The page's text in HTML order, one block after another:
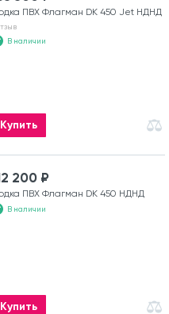
ПВХ Флагман DK 450 Jet НДНД
В наличии
Купить
200 ₽
ПВХ Флагман DK 450 НДНД
В наличии
Купить